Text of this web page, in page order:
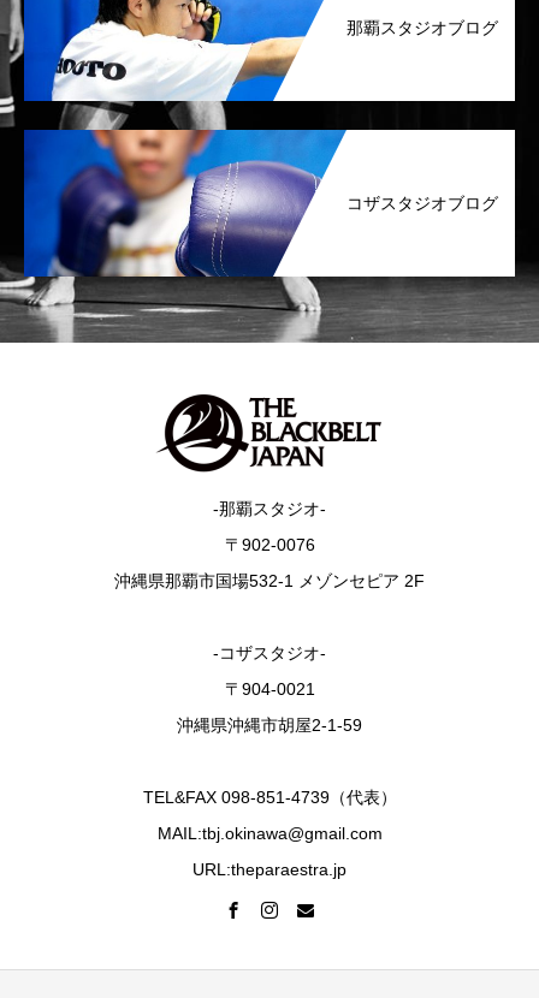
那覇スタジオブログ
コザスタジオブログ
-那覇スタジオ-
〒902-0076
沖縄県那覇市国場532-1 メゾンセピア 2F
-コザスタジオ-
〒904-0021
沖縄県沖縄市胡屋2-1-59
TEL&FAX 098-851-4739（代表）
MAIL:tbj.okinawa@gmail.com
URL:theparaestra.jp